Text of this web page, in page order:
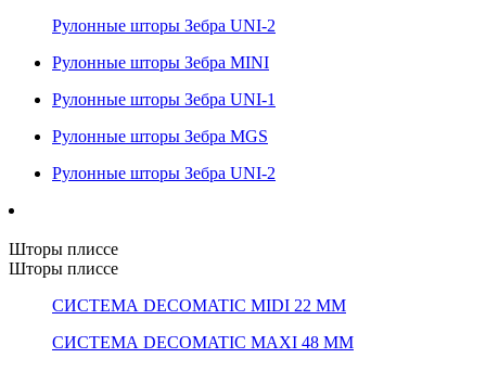
Рулонные шторы Зебра UNI-2
Рулонные шторы Зебра MINI
Рулонные шторы Зебра UNI-1
Рулонные шторы Зебра MGS
Рулонные шторы Зебра UNI-2
Шторы плиссе
Шторы плиссе
СИСТЕМА DECOMATIC MIDI 22 ММ
СИСТЕМА DECOMATIC MAXI 48 ММ